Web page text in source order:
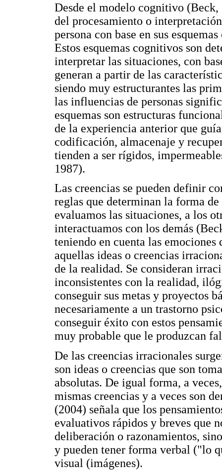
Desde el modelo cognitivo (Beck,
del procesamiento o
persona con base en sus
Estos esquemas cognitivos son
interpretar las situaciones, con
generan a partir de las
siendo muy estructurantes las
las influencias de personas
esquemas son estructuras
de la experiencia anterior que
codificación, almacenaje y
tienden a ser rígidos,
1987).
Las creencias se pueden definir
reglas que determinan la forma
evaluamos las situaciones, a los
interactuamos con los demás
teniendo en cuenta las
aquellas ideas o creencias
de la realidad. Se consideran
inconsistentes con la realidad,
conseguir sus metas y proyectos
necesariamente a un trastorno
conseguir éxito con estos
muy probable que le produzcan
De las creencias irracionales
son ideas o creencias que son
absolutas. De igual forma, a
mismas creencias y a veces son
(2004) señala que los
evaluativos rápidos y breves que
deliberación o razonamientos,
y pueden tener forma verbal ("lo
visual (imágenes).